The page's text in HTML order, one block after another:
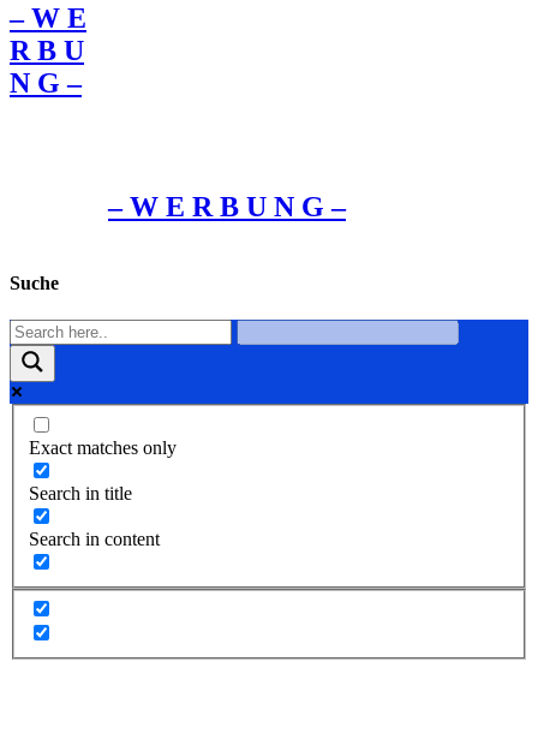
– W Ε
R Β U
Ν G –
– W Ε R Β U Ν G –
Suche
Exact matches only
Search in title
Search in content